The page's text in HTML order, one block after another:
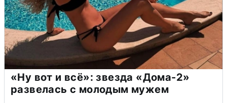
«Ну вот и всё»: звезда «Дома-2»
развелась с молодым мужем